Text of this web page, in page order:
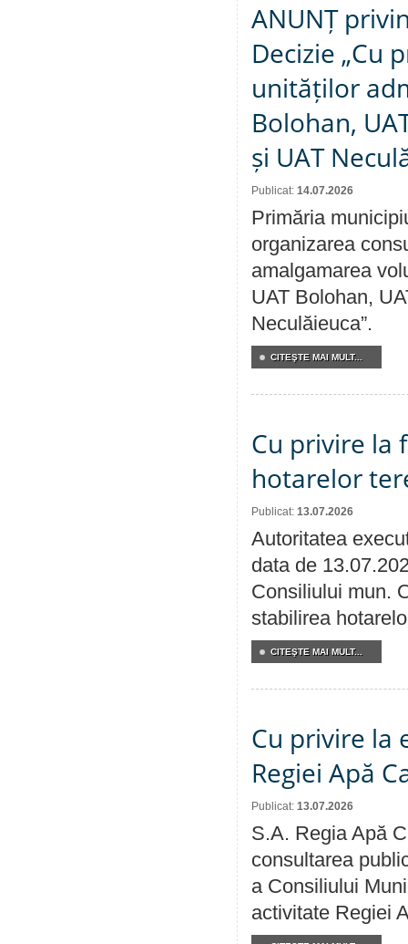
ANUNȚ
Decizie „Cu
unităților
Bolohan,
și UAT
Publicat: 14.07.2026
Primăria
organizarea
amalgamarea
UAT Bolohan,
Neculăieuca”.
CITEŞTE MAI MULT...
Cu privire la
hotarelor
Publicat: 13.07.2026
Autoritatea
data de
Consiliului mun.
stabilirea
CITEŞTE MAI MULT...
Cu privire la
Regiei Apă
Publicat: 13.07.2026
S.A. Regia Apă
consultarea
a Consiliului
activitate Regiei